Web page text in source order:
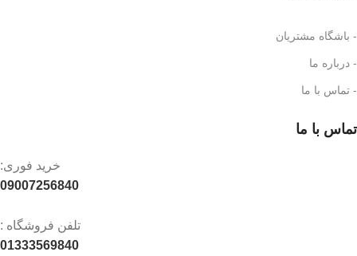
- باشگاه مشتریان
- درباره ما
- تماس با ما
تماس با ما
خرید فوری:
09007256840
تلفن فروشگاه :
01333569840